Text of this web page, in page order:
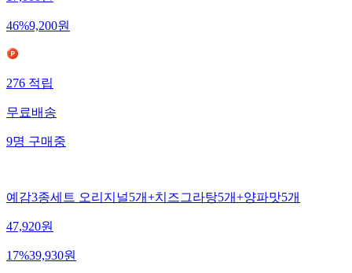
46%9,200원
276적립
무료배송
9명구매중
예감3종세트 오리지널5개+치즈그라탕5개+양파맛5개
47,920원
17%39,930원